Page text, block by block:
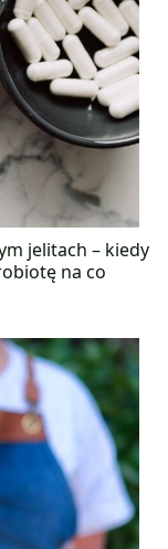
jelitach – kiedy
na co